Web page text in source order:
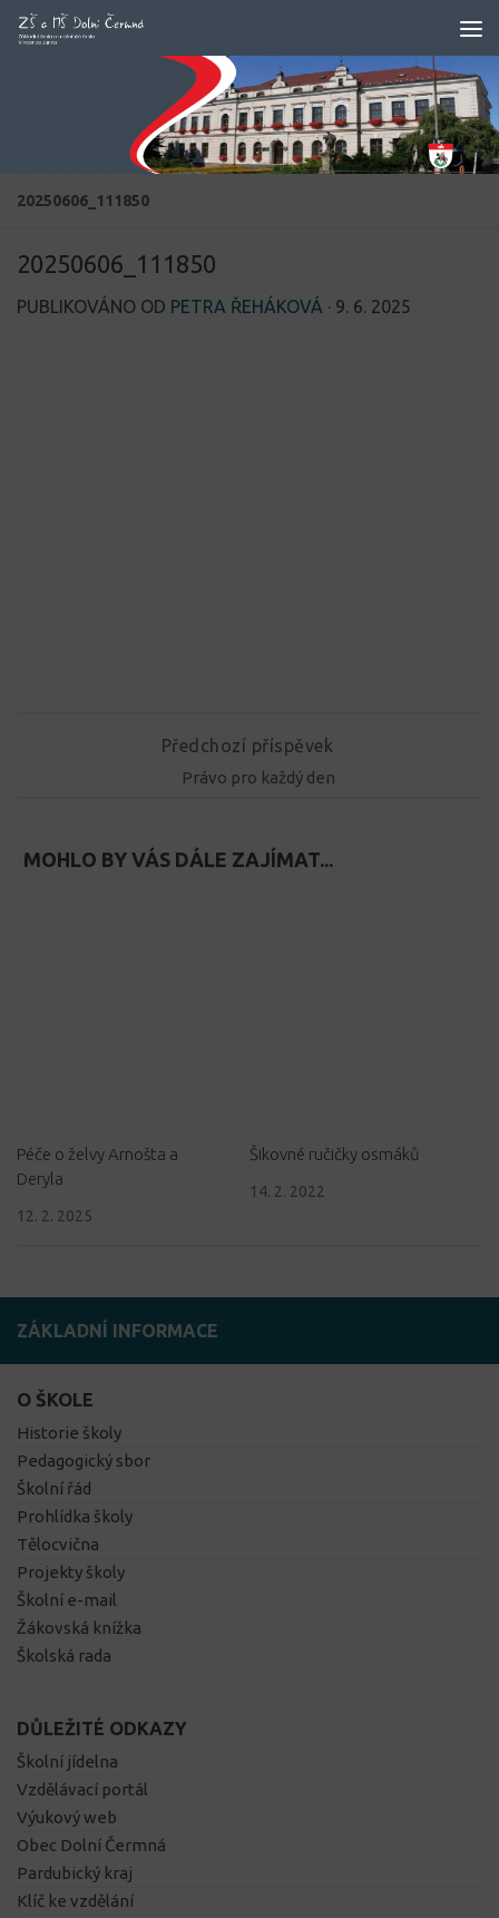
Skip to content
20250606_111850
20250606_111850
PUBLIKOVÁNO OD PETRA ŘEHÁKOVÁ · 9. 6. 2025
Předchozí příspěvek
Právo pro každý den
MOHLO BY VÁS DÁLE ZAJÍMAT...
Péče o želvy Arnošta a
Deryla
12. 2. 2025
Šikovné ručičky osmáků
14. 2. 2022
ZÁKLADNÍ INFORMACE
O ŠKOLE
Historie školy
Pedagogický sbor
Školní řád
Prohlídka školy
Tělocvična
Projekty školy
Školní e-mail
Žákovská knížka
Školská rada
DŮLEŽITÉ ODKAZY
Školní jídelna
Vzdělávací portál
Výukový web
Obec Dolní Čermná
Pardubický kraj
Klíč ke vzdělání